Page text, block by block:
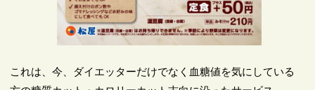
これは、今、ダイエッターだけでなく血糖値を気にしている